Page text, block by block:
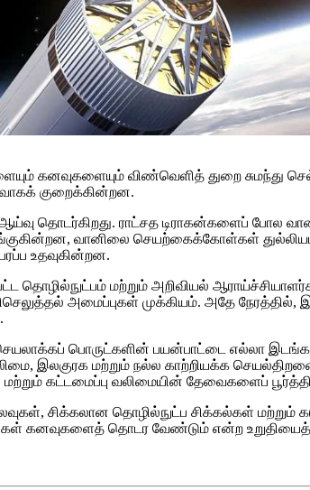
கனவுகளையும் விண்வெளித் துறை சுமந்து
குறைக்கின்றன.
தொடர்கிறது. ராட்சத டிராகன்களைப் போல
வானிலை செயற்கைக்கோள்கள்
உதவுகின்றன.
தொழில்நுட்பம் மற்றும் அறிவியல்
அமைப்புகள் முக்கியம். அதே
பொருட்களின் பயன்பாட்டை எல்லா
இலகுரக மற்றும் நல்ல காற்றியக்க
மற்றும் கட்டமைப்பு வலிமையின் தேவைகளைப்
சிக்கலான தொழில்நுட்ப சிக்கல்கள்
கனவுகளைத் தொடர வேண்டும் என்ற உறுதியைத்